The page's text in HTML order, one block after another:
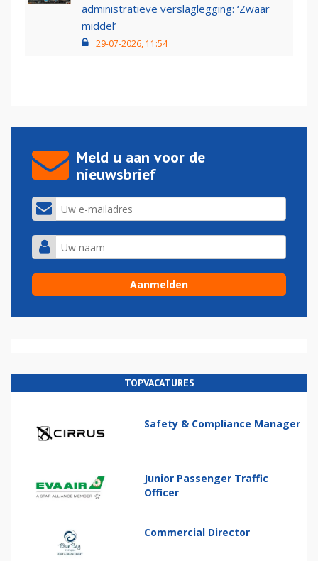
administratieve verslaglegging: ‘Zwaar
middel’
29-07-2026, 11:54
Meld u aan voor de
nieuwsbrief
TOPVACATURES
Safety & Compliance Manager
Junior Passenger Traffic
Officer
Commercial Director